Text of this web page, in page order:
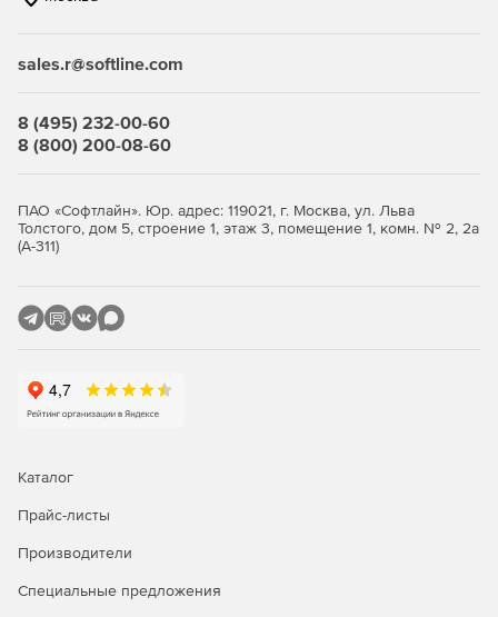
связанные с соблюдением нормативных актов.
Безопасность виртуальной среды и
рабочих столов
Легковесные агенты снижают потребление ресурсов
виртуализации до 30%, обеспечивая оптимизацию
Поддержка широкого спектра платформ
виртуализации серверов и инфраструктур VDI.
sales.r@softline.com
8 (495) 232-00-60
8 (800) 200-08-60
ПАО «Софтлайн». Юр. адрес: 119021, г. Москва, ул. Льва
Толстого, дом 5, строение 1, этаж 3, помещение 1, комн. № 2, 2а
(А-311)
Каталог
Прайс-листы
Производители
Специальные предложения